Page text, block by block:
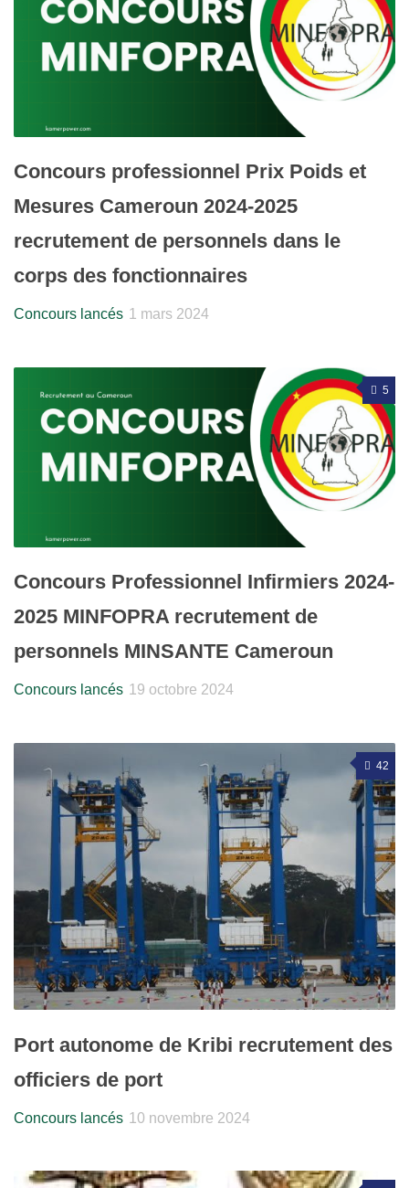
Concours professionnel Prix Poids et
Mesures Cameroun 2024-2025
recrutement de personnels dans le
corps des fonctionnaires
Concours lancés 1 mars 2024
5
Concours Professionnel Infirmiers 2024-
2025 MINFOPRA recrutement de
personnels MINSANTE Cameroun
Concours lancés 19 octobre 2024
42
Port autonome de Kribi recrutement des
officiers de port
Concours lancés 10 novembre 2024